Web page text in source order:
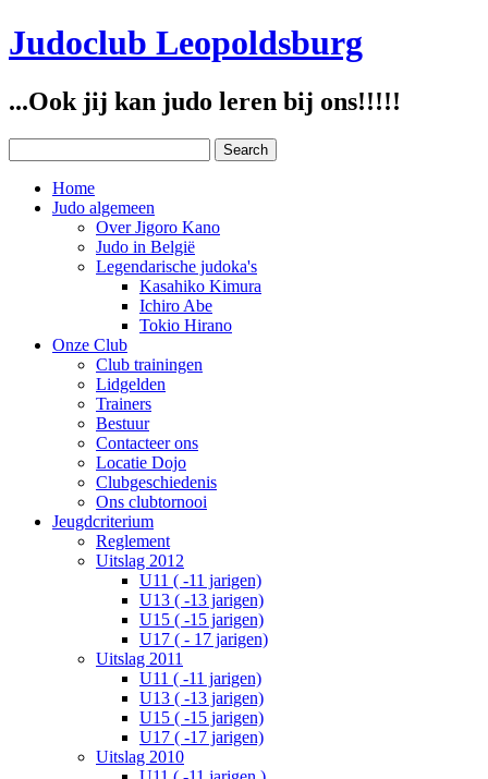
Judoclub Leopoldsburg
...Ook jij kan judo leren bij ons!!!!!
Home
Judo algemeen
Over Jigoro Kano
Judo in België
Legendarische judoka's
Kasahiko Kimura
Ichiro Abe
Tokio Hirano
Onze Club
Club trainingen
Lidgelden
Trainers
Bestuur
Contacteer ons
Locatie Dojo
Clubgeschiedenis
Ons clubtornooi
Jeugdcriterium
Reglement
Uitslag 2012
U11 ( -11 jarigen)
U13 ( -13 jarigen)
U15 ( -15 jarigen)
U17 ( - 17 jarigen)
Uitslag 2011
U11 ( -11 jarigen)
U13 ( -13 jarigen)
U15 ( -15 jarigen)
U17 ( -17 jarigen)
Uitslag 2010